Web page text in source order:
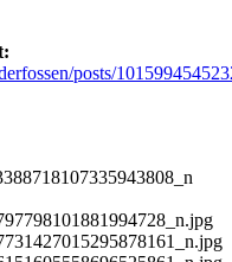
posts/